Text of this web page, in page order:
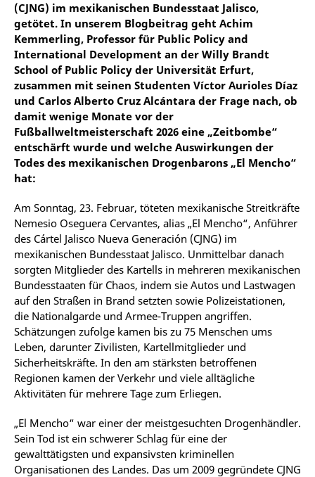
(CJNG) im mexikanischen Bundesstaat Jalisco,
getötet. In unserem Blogbeitrag geht Achim
Kemmerling, Professor für Public Policy and
International Development an der Willy Brandt
School of Public Policy der Universität Erfurt,
zusammen mit seinen Studenten Víctor Aurioles Díaz
und Carlos Alberto Cruz Alcántara der Frage nach, ob
damit wenige Monate vor der
Fußballweltmeisterschaft 2026 eine „Zeitbombe“
entschärft wurde und welche Auswirkungen der
Todes des mexikanischen Drogenbarons „El Mencho“
hat:
Am Sonntag, 23. Februar, töteten mexikanische Streitkräfte
Nemesio Oseguera Cervantes, alias „El Mencho“, Anführer
des Cártel Jalisco Nueva Generación (CJNG) im
mexikanischen Bundesstaat Jalisco. Unmittelbar danach
sorgten Mitglieder des Kartells in mehreren mexikanischen
Bundesstaaten für Chaos, indem sie Autos und Lastwagen
auf den Straßen in Brand setzten sowie Polizeistationen,
die Nationalgarde und Armee-Truppen angriffen.
Schätzungen zufolge kamen bis zu 75 Menschen ums
Leben, darunter Zivilisten, Kartellmitglieder und
Sicherheitskräfte. In den am stärksten betroffenen
Regionen kamen der Verkehr und viele alltägliche
Aktivitäten für mehrere Tage zum Erliegen.
„El Mencho“ war einer der meistgesuchten Drogenhändler.
Sein Tod ist ein schwerer Schlag für eine der
gewalttätigsten und expansivsten kriminellen
Organisationen des Landes. Das um 2009 gegründete CJNG